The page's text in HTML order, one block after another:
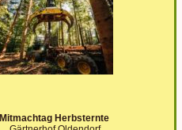
Mitmachtag Herbsternte